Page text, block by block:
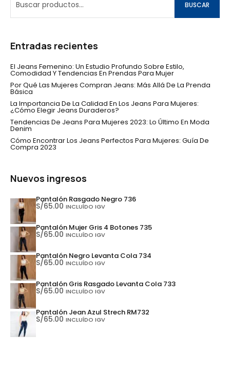
BUSCAR
Entradas recientes
El Jeans Femenino: Un Estudio Profundo Sobre Estilo,
Comodidad Y Tendencias En Prendas Para Mujer
Por Qué Las Mujeres Compran Jeans: Más Allá De La Prenda
Básica
La Importancia De La Calidad En Los Jeans Para Mujeres:
¿Cómo Elegir Jeans Duraderos?
Tendencias De Jeans Para Mujeres 2023: Lo Último En Moda
Denim
Cómo Encontrar Los Jeans Perfectos Para Mujeres: Guía De
Compra 2023
Nuevos ingresos
Pantalón Rasgado Negro 736
S/65.00 INCLUÍDO IGV
Pantalón Mujer Gris 4 Botones 735
S/65.00 INCLUÍDO IGV
Pantalón Negro Levanta Cola 734
S/65.00 INCLUÍDO IGV
Pantalón Gris Rasgado Levanta Cola 733
S/65.00 INCLUÍDO IGV
Pantalón Jean Azul Strech RM732
S/65.00 INCLUÍDO IGV